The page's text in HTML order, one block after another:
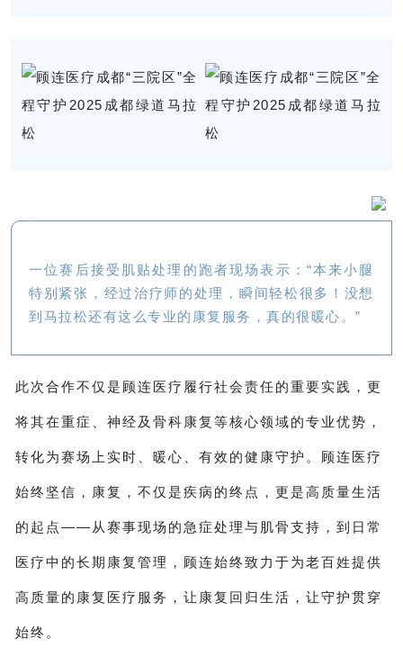
一位赛后接受肌贴处理的跑者现场表示：“本来小腿
特别紧张，经过治疗师的处理，瞬间轻松很多！没想
到马拉松还有这么专业的康复服务，真的很暖心。”
此次合作不仅是顾连医疗履行社会责任的重要实践，更
将其在重症、神经及骨科康复等核心领域的专业优势，
转化为赛场上实时、暖心、有效的健康守护 。顾连医疗
始终坚信，康复，不仅是疾病的终点，更是高质量生活
的起点——从赛事现场的急症处理与肌骨支持，到日常
医疗中的长期康复管理，顾连始终致力于为老百姓提供
高质量的康复医疗服务，让康复回归生活，让守护贯穿
始终。